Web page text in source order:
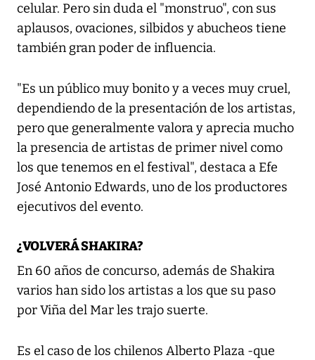
celular. Pero sin duda el "monstruo", con sus
aplausos, ovaciones, silbidos y abucheos tiene
también gran poder de influencia.
"Es un público muy bonito y a veces muy cruel,
dependiendo de la presentación de los artistas,
pero que generalmente valora y aprecia mucho
la presencia de artistas de primer nivel como
los que tenemos en el festival", destaca a Efe
José Antonio Edwards, uno de los productores
ejecutivos del evento.
¿VOLVERÁ SHAKIRA?
En 60 años de concurso, además de Shakira
varios han sido los artistas a los que su paso
por Viña del Mar les trajo suerte.
Es el caso de los chilenos Alberto Plaza -que